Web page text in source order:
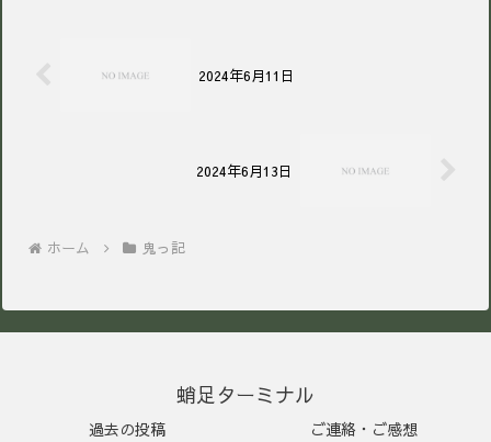
2024年6月11日
2024年6月13日
ホーム 鬼っ記
蛸足ターミナル
過去の投稿 ご連絡・ご感想